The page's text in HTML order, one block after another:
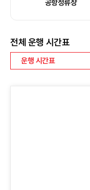
공항정류장
전체 운행 시간표
운행 시간표